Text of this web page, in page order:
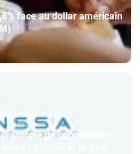
face au dollar américain
de coopération
l’ONSSA et le SAG